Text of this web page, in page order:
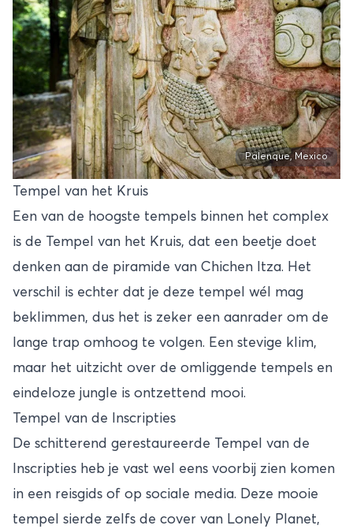
Palenque, Mexico
Tempel van het Kruis
Een van de hoogste tempels binnen het complex
is de Tempel van het Kruis, dat een beetje doet
denken aan de piramide van Chichen Itza. Het
verschil is echter dat je deze tempel wél mag
beklimmen, dus het is zeker een aanrader om de
lange trap omhoog te volgen. Een stevige klim,
maar het uitzicht over de omliggende tempels en
eindeloze jungle is ontzettend mooi.
Tempel van de Inscripties
De schitterend gerestaureerde Tempel van de
Inscripties heb je vast wel eens voorbij zien komen
in een reisgids of op sociale media. Deze mooie
tempel sierde zelfs de cover van Lonely Planet,